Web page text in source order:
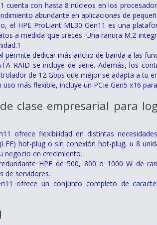
cuenta con hasta 8 núcleos en los
abundante en aplicaciones de
el HPE ProLiant ML30 Gen11 es una
a medida que creces. Una ranura M.2
permite dedicar más ancho de banda a las
RAID se incluye de serie. Además, los
de 12 Gbps que mejor se adapta a tu
más flexible, incluye un PCIe Gen5 x16
clase empresarial para
ofrece flexibilidad en distintas
hot-plug o sin conexión hot-plug, u 8
negocio en crecimiento.
HPE de 500, 800 o 1000 W de
de servidores.
ofrece un conjunto completo de